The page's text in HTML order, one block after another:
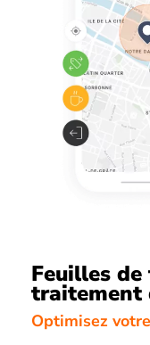
Feuilles
traitement
Optimisez